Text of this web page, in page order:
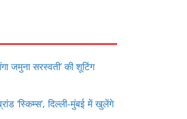
जमुना सरस्वती’ की शूटिंग
‘स्किम्स’, दिल्ली-मुंबई में खुलेंगे